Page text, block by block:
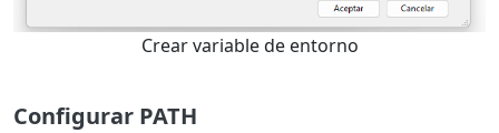
Crear variable de entorno
Configurar PATH